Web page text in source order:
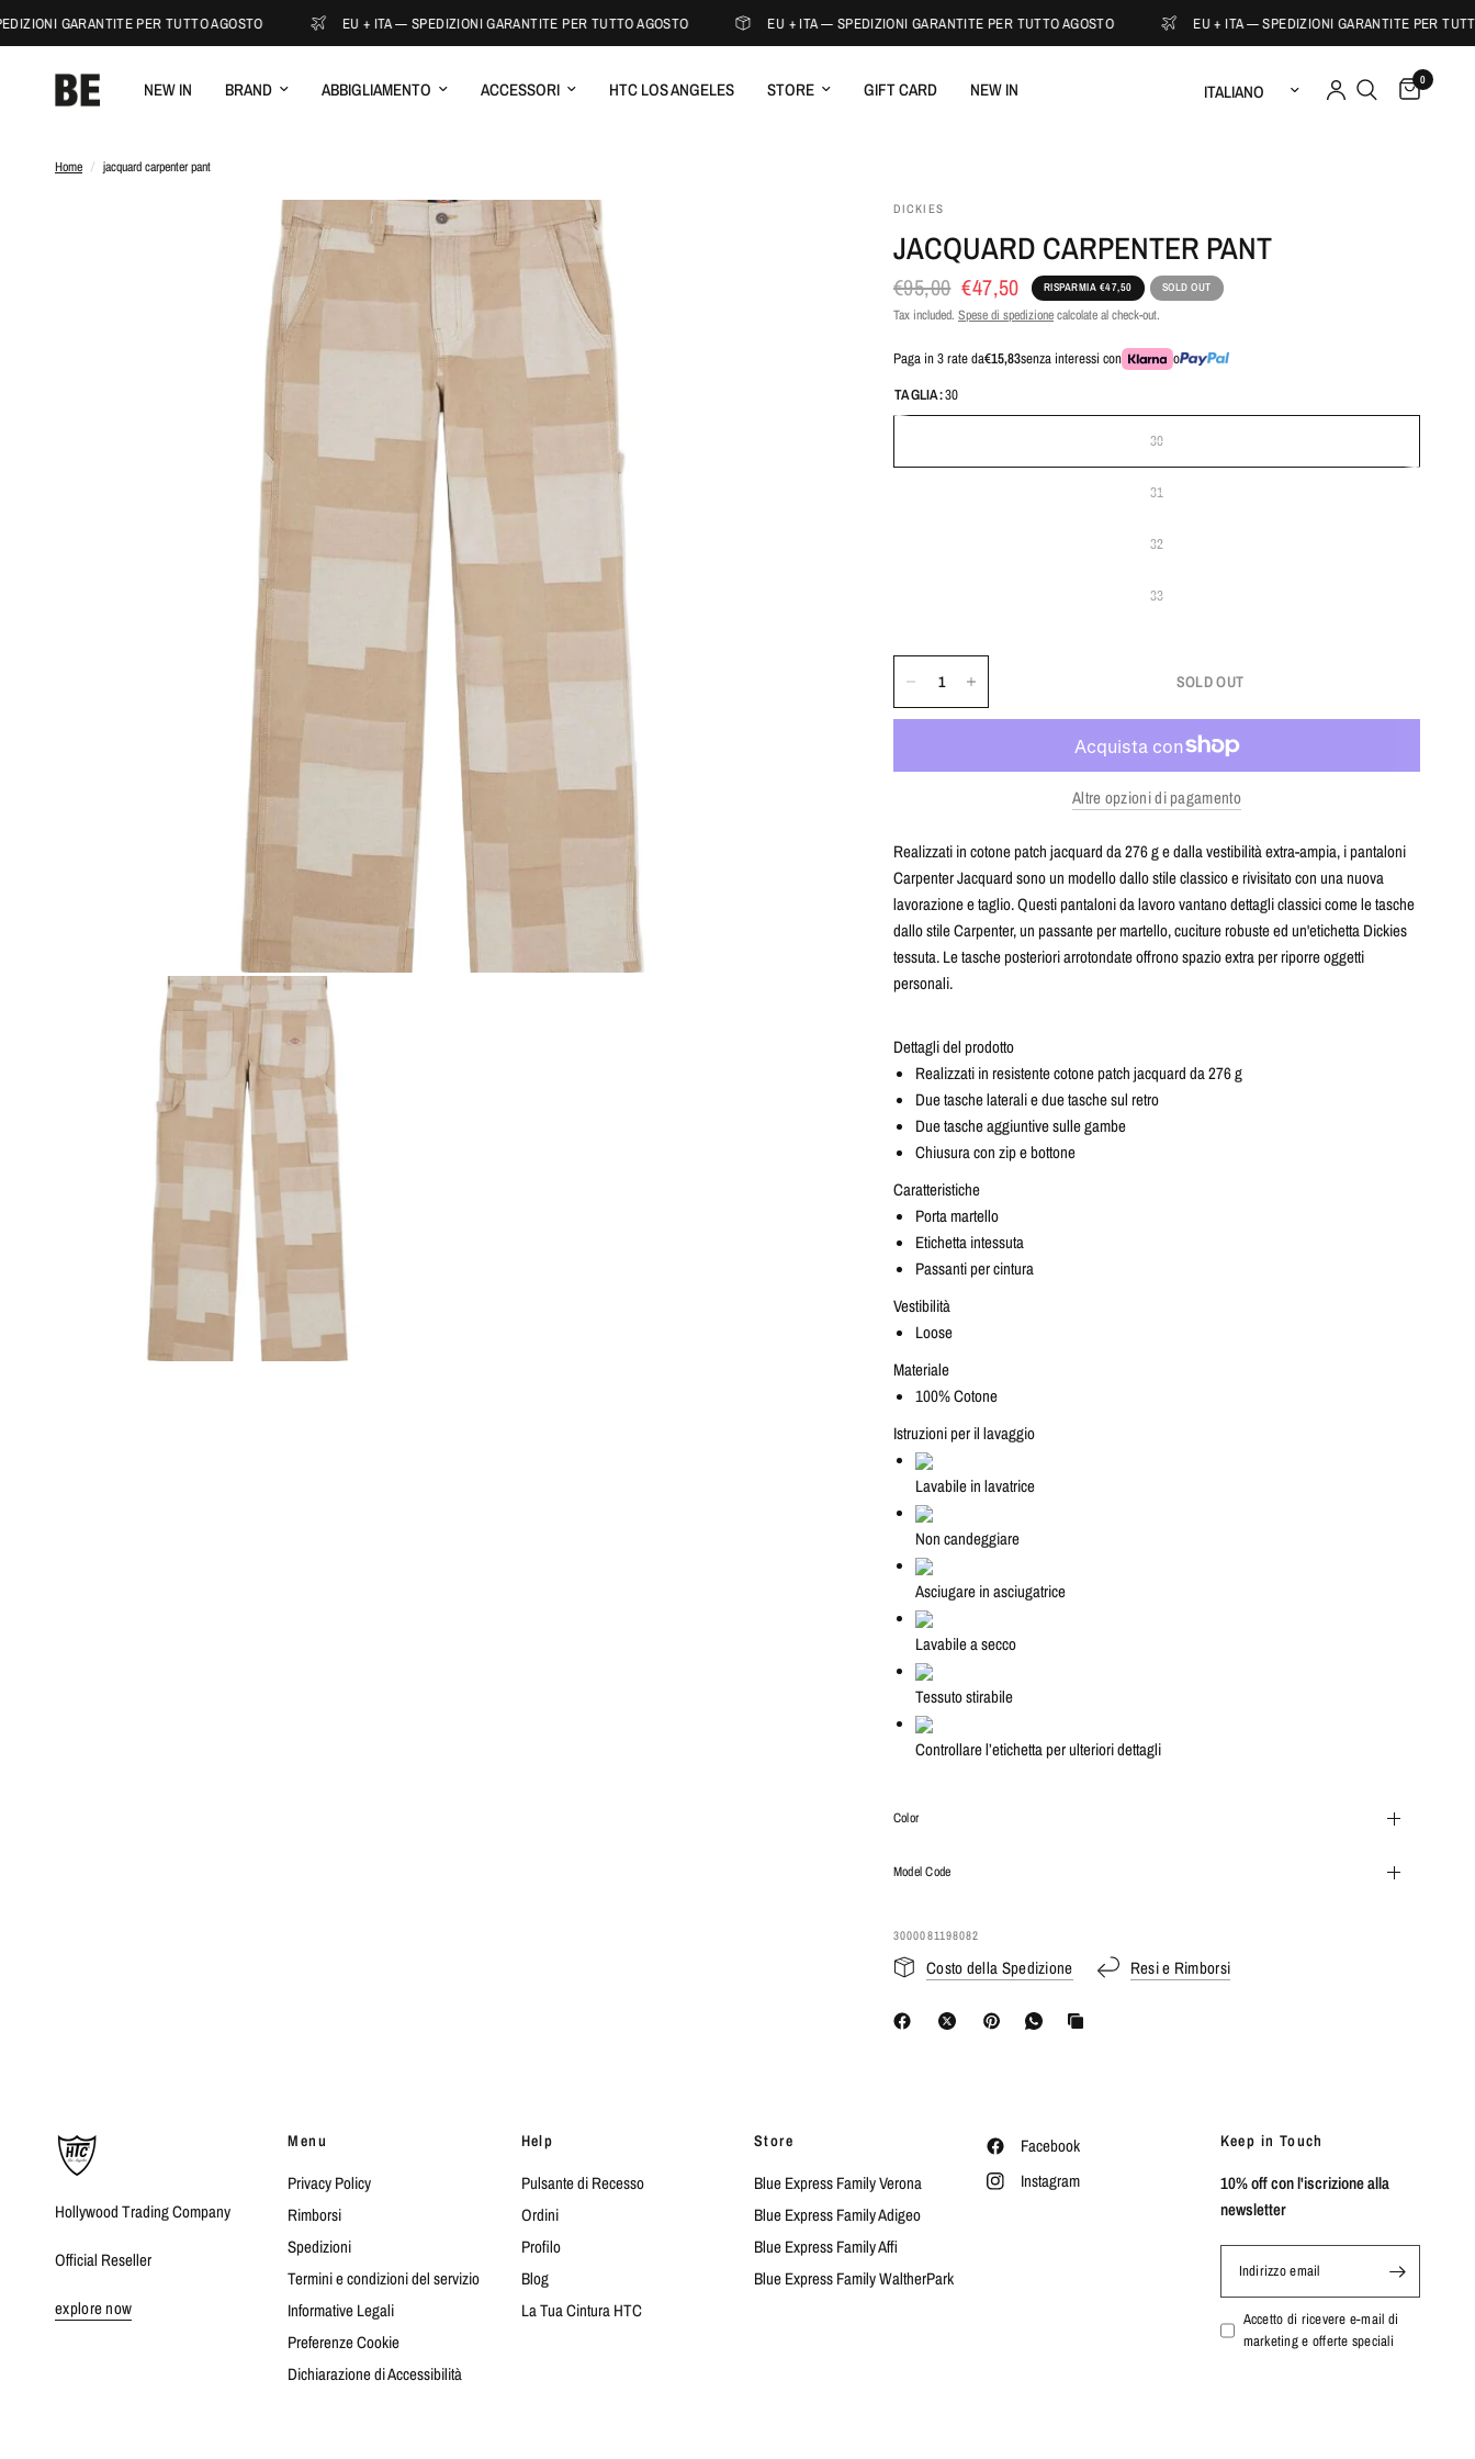
GARANTITE PER TUTTO AGOSTO EU + ITA — SPEDIZIONI GARANTITE PER TUTTO AGOSTO EU + ITA — SPEDIZIONI GARANTITE PER TUTTO AGOSTO EU + ITA — SPEDIZIONI GARANTITE PER TUTTO
NEW IN BRAND ABBIGLIAMENTO ACCESSORI HTC LOS ANGELES STORE GIFT CARD NEW IN Aggiorna paese/area geografica 0
Home / jacquard carpenter pant
DICKIES
JACQUARD CARPENTER PANT
€95,00 €47,50 RISPARMIA €47,50 SOLD OUT
Tax included. Spese di spedizionecalcolate al check-out.
Paga in 3 rate da€15,83senza interessi con
o
TAGLIA:30
30
31
32
33
SOLD OUT
Altre opzioni di pagamento
Realizzati in cotone patch jacquard da 276 g e dalla vestibilità extra-ampia, i pantaloni
Carpenter Jacquard sono un modello dallo stile classico e rivisitato con una nuova
lavorazione e taglio. Questi pantaloni da lavoro vantano dettagli classici come le tasche
dallo stile Carpenter, un passante per martello, cuciture robuste ed un'etichetta Dickies
tessuta. Le tasche posteriori arrotondate offrono spazio extra per riporre oggetti
personali.
Dettagli del prodotto
Realizzati in resistente cotone patch jacquard da 276 g
Due tasche laterali e due tasche sul retro
Due tasche aggiuntive sulle gambe
Chiusura con zip e bottone
Caratteristiche
Porta martello
Etichetta intessuta
Passanti per cintura
Vestibilità
Loose
Materiale
100% Cotone
Istruzioni per il lavaggio
Lavabile in lavatrice
Non candeggiare
Asciugare in asciugatrice
Lavabile a secco
Tessuto stirabile
Controllare l’etichetta per ulteriori dettagli
Color
Model Code
3000081198082
Costo della Spedizione Resi e Rimborsi
Hollywood Trading Company
Official Reseller
explore now
Menu
Privacy Policy
Rimborsi
Spedizioni
Termini e condizioni del servizio
Informative Legali
Preferenze Cookie
Dichiarazione di Accessibilità
Help
Pulsante di Recesso
Ordini
Profilo
Blog
La Tua Cintura HTC
Store
Blue Express Family Verona
Blue Express Family Adigeo
Blue Express Family Affi
Blue Express Family WaltherPark
Facebook
Instagram
Keep in Touch
10% off con l'iscrizione alla
newsletter
Indirizzo email
Accetto di ricevere e-mail di
marketing e offerte speciali